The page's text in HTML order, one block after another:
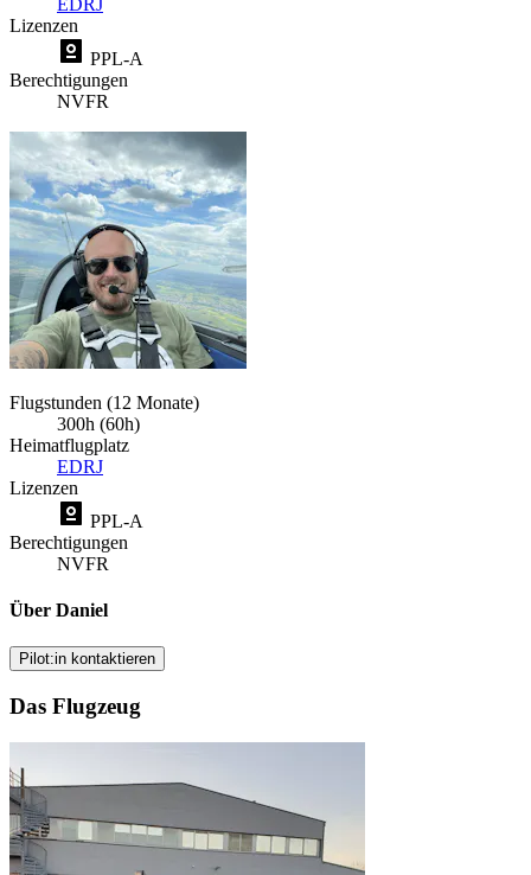
Lizenzen
PPL-A
Berechtigungen
NVFR
Flugstunden (12 Monate)
300h (60h)
Heimatflugplatz
EDRJ
Lizenzen
PPL-A
Berechtigungen
NVFR
Über Daniel
Pilot:in kontaktieren
Das Flugzeug